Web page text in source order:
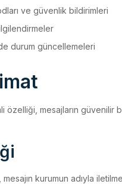
ve güvenlik bildirimleri
durum güncellemeleri
özelliği, mesajların
kurumun adıyla